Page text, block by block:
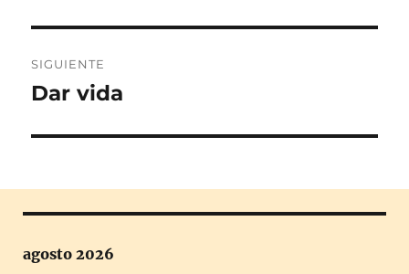
SIGUIENTE
Entrada
Dar vida
agosto 2026